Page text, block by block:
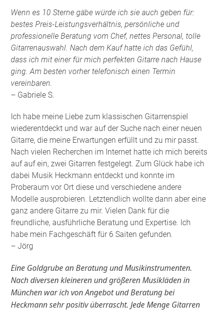
Wenn es 10 Sterne gäbe würde ich sie auch geben für:
bestes Preis-Leistungsverhältnis, persönliche und
professionelle Beratung vom Chef, nettes Personal, tolle
Gitarrenauswahl. Nach dem Kauf hatte ich das Gefühl,
dass ich mit einer für mich perfekten Gitarre nach Hause
ging. Am besten vorher telefonisch einen Termin
vereinbaren.
– Gabriele S.
Ich habe meine Liebe zum klassischen Gitarrenspiel
wiederentdeckt und war auf der Suche nach einer neuen
Gitarre, die meine Erwartungen erfüllt und zu mir passt.
Nach vielen Recherchen im Internet hatte ich mich bereits
auf auf ein, zwei Gitarren festgelegt. Zum Glück habe ich
dabei Musik Heckmann entdeckt und konnte im
Proberaum vor Ort diese und verschiedene andere
Modelle ausprobieren. Letztendlich wollte dann aber eine
ganz andere Gitarre zu mir. Vielen Dank für die
freundliche, ausführliche Beratung und Expertise. Ich
habe mein Fachgeschäft für 6 Saiten gefunden.
– Jörg
Eine Goldgrube an Beratung und Musikinstrumenten.
Nach diversen kleineren und größeren Musikläden in
München war ich von Angebot und Beratung bei
Heckmann sehr positiv überrascht. Jede Menge Gitarren